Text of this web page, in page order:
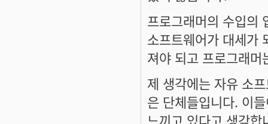
프로그래머의 수입의
소프트웨어가 대세가
져야 되고 프로그래머
제 생각에는 자유 소
은 단체들입니다. 이
느끼고 있다고 생각합